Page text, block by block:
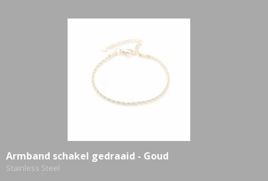
Armband schakel gedraaid - Goud
Stainless Steel